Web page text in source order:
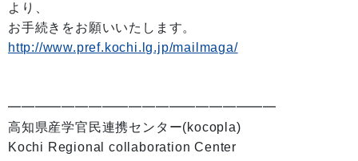
より、
お手続きをお願いいたします。
http://www.pref.kochi.lg.jp/mailmaga/
━━━━━━━━━━━━━━━━━━━━
高知県産学官民連携センター(kocopla)
Kochi Regional collaboration Center